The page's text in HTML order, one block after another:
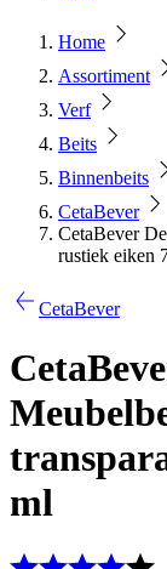
Home
Assortiment
Verf
Beits
Binnenbeits
CetaBever
CetaBever
rustiek eiken
CetaBever
ml